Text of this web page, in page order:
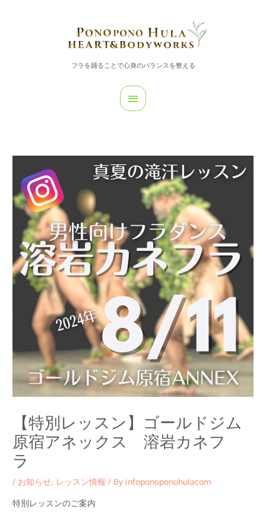
フラを踊ることで心身のバランスを整える
イ
ニ
【特別レッスン】ゴールドジム
原宿アネックス 溶岩カネフ
ラ
/ お知らせ, レッスン情報 / By infoponoponohulacom
特別レッスンのご案内